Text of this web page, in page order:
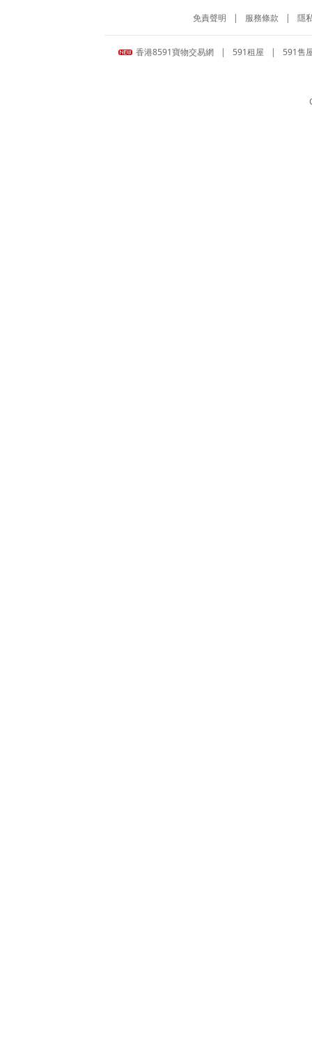
免責聲明 | 服務條款 | 隱
香港8591寶物交易網 | 591租屋 | 591售